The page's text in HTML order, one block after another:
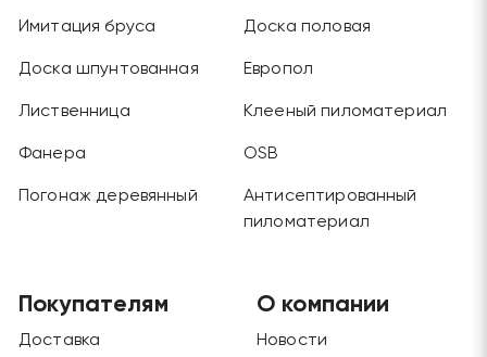
Имитация бруса Доска половая
Доска шпунтованная Европол
Лиственница Клееный пиломатериал
Фанера OSB
Погонаж деревянный
Антисептированный
пиломатериал
Покупателям
Доставка
О компании
Новости